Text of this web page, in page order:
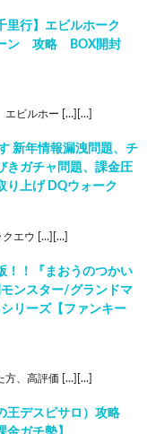
里行】エビルホーク
ン 攻略 BOX開封
ビルホー […][…]
新年情報漏洩問題、チ
きガチャ問題、課金圧
り上げ DQウォーク
クエウ […][…]
！！『まおうのつかい
ンスター/グランドマ
リーズ【ファンキー
方、高評価 […][…]
王デスピサロ）攻略